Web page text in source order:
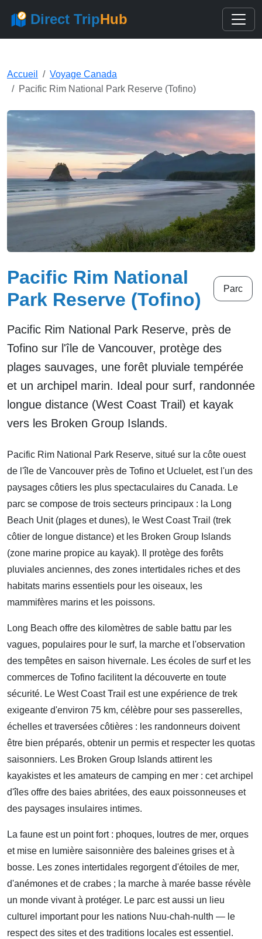
Direct TripHub
Accueil
Voyage Canada
Pacific Rim National Park Reserve (Tofino)
Pacific Rim National
Park Reserve (Tofino)
Parc
Pacific Rim National Park Reserve, près de
Tofino sur l'île de Vancouver, protège des
plages sauvages, une forêt pluviale tempérée
et un archipel marin. Ideal pour surf, randonnée
longue distance (West Coast Trail) et kayak
vers les Broken Group Islands.
Pacific Rim National Park Reserve, situé sur la côte ouest
de l'île de Vancouver près de Tofino et Ucluelet, est l'un des
paysages côtiers les plus spectaculaires du Canada. Le
parc se compose de trois secteurs principaux : la Long
Beach Unit (plages et dunes), le West Coast Trail (trek
côtier de longue distance) et les Broken Group Islands
(zone marine propice au kayak). Il protège des forêts
pluviales anciennes, des zones intertidales riches et des
habitats marins essentiels pour les oiseaux, les
mammifères marins et les poissons.
Long Beach offre des kilomètres de sable battu par les
vagues, populaires pour le surf, la marche et l'observation
des tempêtes en saison hivernale. Les écoles de surf et les
commerces de Tofino facilitent la découverte en toute
sécurité. Le West Coast Trail est une expérience de trek
exigeante d'environ 75 km, célèbre pour ses passerelles,
échelles et traversées côtières : les randonneurs doivent
être bien préparés, obtenir un permis et respecter les quotas
saisonniers. Les Broken Group Islands attirent les
kayakistes et les amateurs de camping en mer : cet archipel
d'îles offre des baies abritées, des eaux poissonneuses et
des paysages insulaires intimes.
La faune est un point fort : phoques, loutres de mer, orques
et mise en lumière saisonnière des baleines grises et à
bosse. Les zones intertidales regorgent d'étoiles de mer,
d'anémones et de crabes ; la marche à marée basse révèle
un monde vivant à protéger. Le parc est aussi un lieu
culturel important pour les nations Nuu-chah-nulth — le
respect des sites et des traditions locales est essentiel.